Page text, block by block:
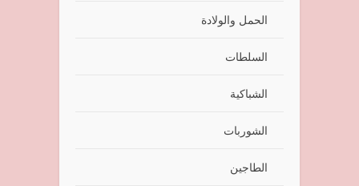
الحمل والولادة
السلطات
الشباكية
الشوربات
الطاجين